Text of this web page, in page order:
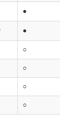
●
●
○
○
○
○